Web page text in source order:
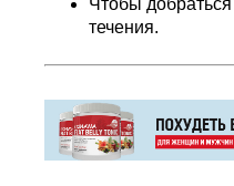
Чтобы
течения.